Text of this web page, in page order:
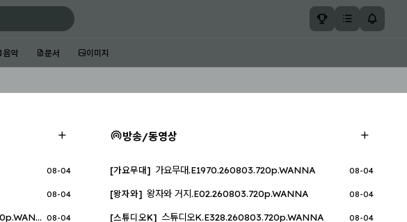
음악 문서 이미지
08-04
08-04
가족관계증명서.E21.260803.450p.WANNA 08-04
방송/동영상
[가요무대] 가요무대.E1970.260803.720p.WANNA 08-04
[왕자와] 왕자와 거지.E02.260803.720p.WANNA 08-04
[스튜디오K] 스튜디오K.E328.260803.720p.WANNA 08-04